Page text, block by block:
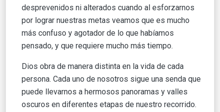
desprevenidos ni alterados cuando al esforzarnos
por lograr nuestras metas veamos que es mucho
más confuso y agotador de lo que habíamos
pensado, y que requiere mucho más tiempo.
Dios obra de manera distinta en la vida de cada
persona. Cada uno de nosotros sigue una senda que
puede llevarnos a hermosos panoramas y valles
oscuros en diferentes etapas de nuestro recorrido.